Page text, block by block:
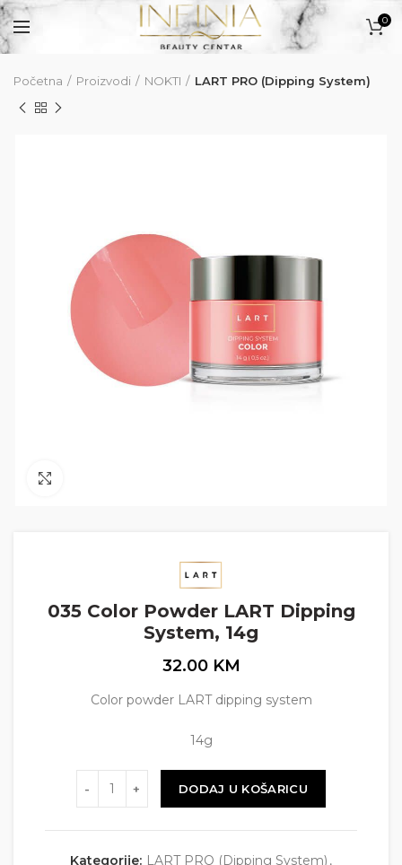
0
Početna Proizvodi NOKTI LART PRO (Dipping System)
035 Color Powder LART Dipping
System, 14g
32.00 KM
Color powder LART dipping system
14g
DODAJ U KOŠARICU
Kategorije: LART PRO (Dipping System) ,
PROIZVODI